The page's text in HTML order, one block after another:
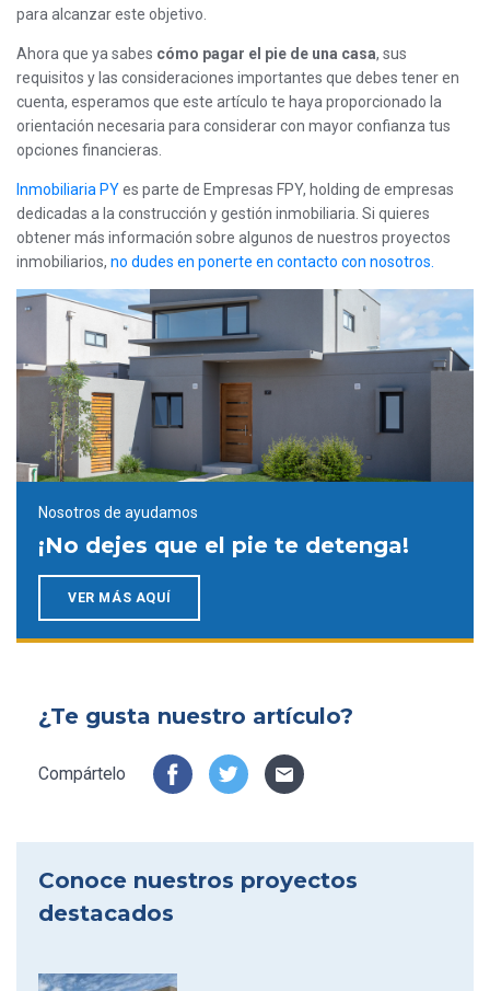
para alcanzar este objetivo.
Ahora que ya sabes cómo pagar el pie de una casa, sus
requisitos y las consideraciones importantes que debes tener en
cuenta, esperamos que este artículo te haya proporcionado la
orientación necesaria para considerar con mayor confianza tus
opciones financieras.
Inmobiliaria PYes parte de Empresas FPY, holding de empresas
dedicadas a la construcción y gestión inmobiliaria. Si quieres
obtener más información sobre algunos de nuestros proyectos
inmobiliarios, no dudes en ponerte en contacto con nosotros.
Nosotros de ayudamos
¡No dejes que el pie te detenga!
VER MÁS AQUÍ
Conoce nuestros proyectos
destacados
¿Te gusta nuestro artículo?
Compártelo